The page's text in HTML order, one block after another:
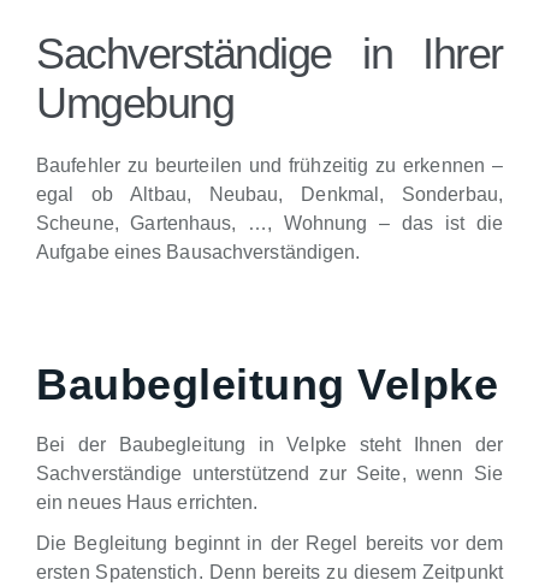
Sachverständige in Ihrer
Umgebung
Baufehler zu beurteilen und frühzeitig zu erkennen –
egal ob Altbau, Neubau, Denkmal, Sonderbau,
Scheune, Gartenhaus, …, Wohnung – das ist die
Aufgabe eines Bausachverständigen.
Baubegleitung Velpke
Bei der Baubegleitung in Velpke steht Ihnen der
Sachverständige unterstützend zur Seite, wenn Sie
ein neues Haus errichten.
Die Begleitung beginnt in der Regel bereits vor dem
ersten Spatenstich. Denn bereits zu diesem Zeitpunkt